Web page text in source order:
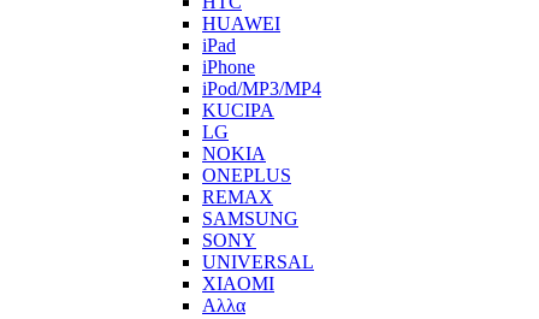
HUAWEI
iPad
iPhone
iPod/MP3/MP4
KUCIPA
LG
NOKIA
ONEPLUS
REMAX
SAMSUNG
SONY
UNIVERSAL
XIAOMI
Αλλα